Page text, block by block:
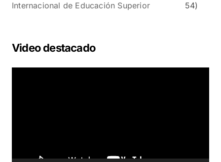
Internacional de Educación Superior
54)
Video destacado
t